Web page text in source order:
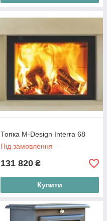
Топка M-Design Interra 68
Під замовлення
131 820 ₴
Купити